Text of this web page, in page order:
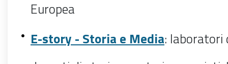
Europea
E-story - Storia e Media: laboratori